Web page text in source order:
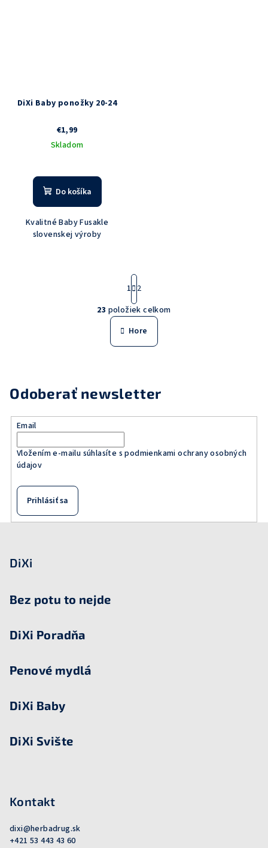
DiXi Baby ponožky 20-24
€1,99
Skladom
Do košíka
Kvalitné Baby Fusakle
slovenskej výroby
O
v
l
c
i
r
ý
S
t
r
á
n
k
o
i
e
1 2
23 položiek celkom
Hore
Odoberať newsletter
Email
Vložením e-mailu súhlasíte spodmienkami ochrany osobných
údajov
Prihlásiť sa
DiXi
Bez potu to nejde
DiXi Poradňa
Penové mydlá
DiXi Baby
DiXi Svište
Kontakt
dixi@herbadrug.sk
+421 53 443 43 60